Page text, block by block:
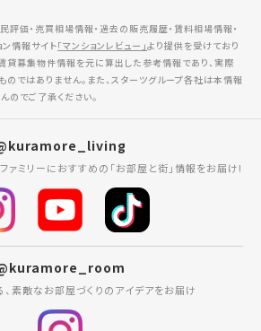
評価・売買相場情報・過去の販売履歴・賃料相場情報・
情報サイト「マンションレビュー」より提供を受けており
貸募集物件情報を元に算出した参考情報であり、実際
のではありません。また、スターツグループ各社は本情報
のでご了承ください。
ァミリーにおすすめの「お部屋と街」情報をお届け!
、素敵なお部屋づくりのアイデアをお届け